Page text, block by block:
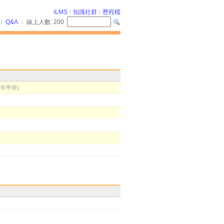
iLMS 知識社群
歷程檔
Q&A 線上人數: 200
甲班)